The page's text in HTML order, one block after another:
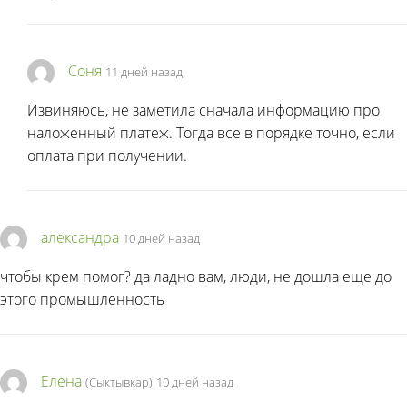
Соня 11 дней назад
Извиняюсь, не заметила сначала информацию про
наложенный платеж. Тогда все в порядке точно, если
оплата при получении.
александра 10 дней назад
чтобы крем помог? да ладно вам, люди, не дошла еще до
этого промышленность
Елена (Сыктывкар) 10 дней назад